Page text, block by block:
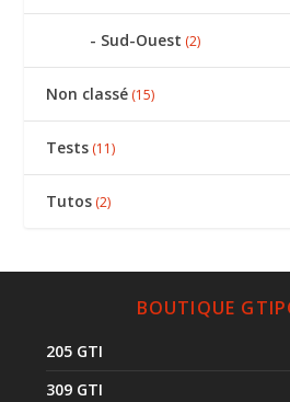
Sud-Ouest (2)
Non classé (15)
Tests (11)
Tutos (2)
BOUTIQUE
205 GTI
309 GTI